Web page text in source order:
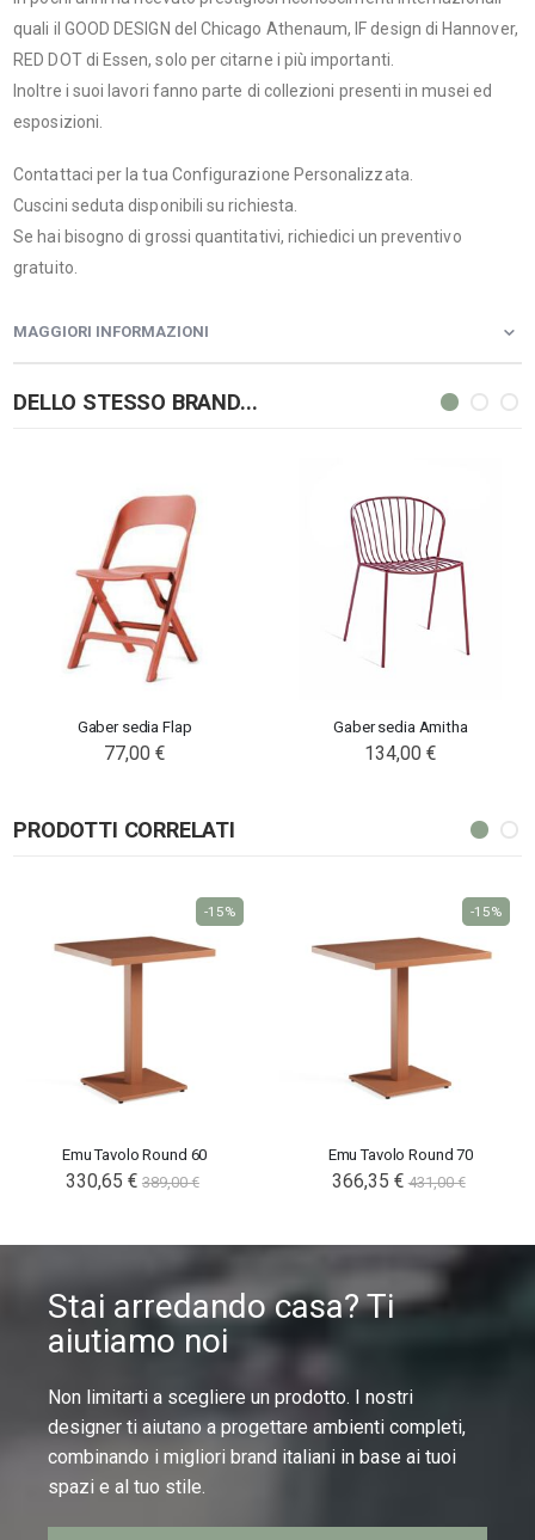
quali il GOOD DESIGN del Chicago Athenaum, IF design di Hannover,
RED DOT di Essen, solo per citarne i più importanti.
Inoltre i suoi lavori fanno parte di collezioni presenti in musei ed
esposizioni.
Contattaci per la tua Configurazione Personalizzata.
Cuscini seduta disponibili su richiesta.
Se hai bisogno di grossi quantitativi, richiedici un preventivo
gratuito.
MAGGIORI INFORMAZIONI
DELLO STESSO BRAND...
Gaber sedia Flap
77,00 €
Gaber sedia Amitha
134,00 €
PRODOTTI CORRELATI
Emu Tavolo Round 60
330,65 € 389,00 €
-15%
Emu Tavolo Round 70
366,35 € 431,00 €
-15%
Stai arredando casa? Ti
aiutiamo noi
Non limitarti a scegliere un prodotto. I nostri
designer ti aiutano a progettare ambienti completi,
combinando i migliori brand italiani in base ai tuoi
spazi e al tuo stile.